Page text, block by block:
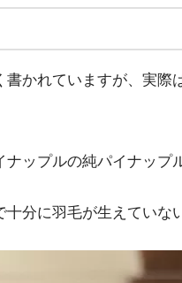
書かれていますが、実際
ナップルの純パイナップ
十分に羽毛が生えていな